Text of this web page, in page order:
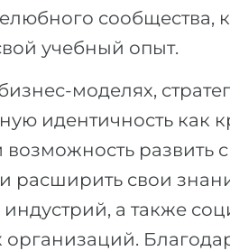
сообщества,
учебный опыт.
моделях,
идентичность как
развить
расширить свои
а также
организаций.